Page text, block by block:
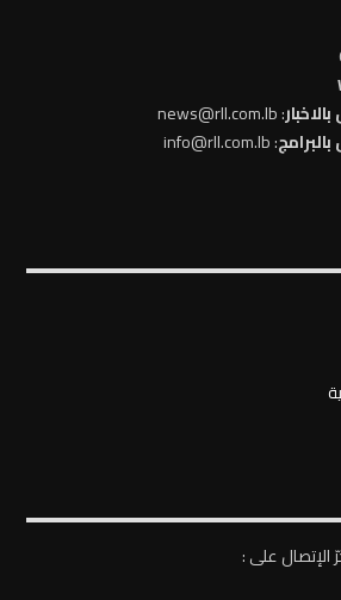
: news@rll.com.lb
: info@rll.com.lb
الإتصال على :